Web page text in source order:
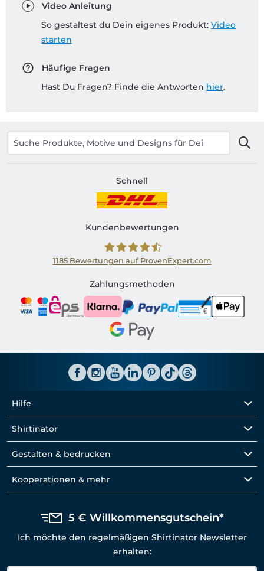
Video Anleitung
So gestaltest du Dein eigenes Produkt: Video
starten
Häufige Fragen
Hast Du Fragen? Finde die Antworten hier.
Schnell
Kundenbewertungen
Shirtinator AT
1185Bewertungen auf ProvenExpert.com
Zahlungsmethoden
Hilfe
Shirtinator
Gestalten & bedrucken
Kooperationen & mehr
5 € Willkommensgutschein*
Ich möchte den regelmäßigen Shirtinator Newsletter
erhalten: